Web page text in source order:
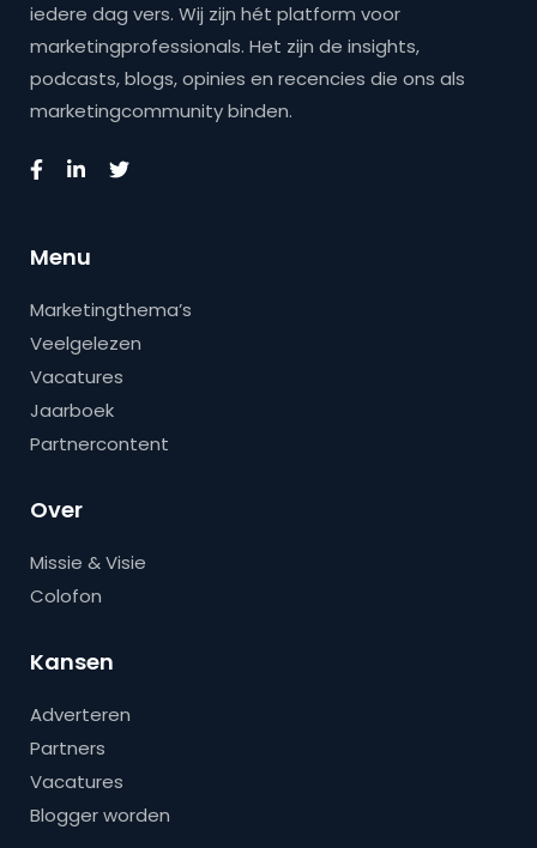
iedere dag vers. Wij zijn hét platform voor
marketingprofessionals. Het zijn de insights,
podcasts, blogs, opinies en recencies die ons als
marketingcommunity binden.
Menu
Marketingthema’s
Veelgelezen
Vacatures
Jaarboek
Partnercontent
Over
Missie & Visie
Colofon
Kansen
Adverteren
Partners
Vacatures
Blogger worden